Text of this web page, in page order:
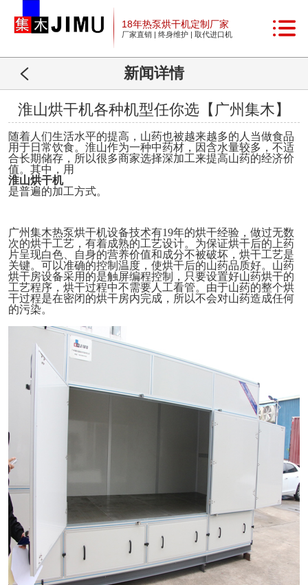
18年热泵烘干机定制厂家
厂家直销 | 终身维护 | 取代进口机
新闻详情
淮山烘干机各种机型任你选【广州集木】
随着人们生活水平的提高，山药也被越来越多的人当做食品
用于日常饮食。淮山作为一种中药材，因含水量较多，不适
合长期储存，所以很多商家选择深加工来提高山药的经济价
值。其中， 用
淮山烘干机
是普遍的加工方式。
广州集木热泵烘干机设备技术有19年的烘干经验， 做过无数
次的烘干工艺， 有着成熟的工艺设计。 为保证烘干后的上药
片呈现白色、自身的营养价值和成分不被破坏，烘干工艺是
关键。 可以准确的控制温度，使烘干后的山药品质好。山药
烘干房设备采用的是触屏编程控制，只要设置好山药烘干的
工艺程序，烘干过程中不需要人工看管。由于山药的整个烘
干过程是在密闭的烘干房内完成，所以不会对山药造成任何
的污染。